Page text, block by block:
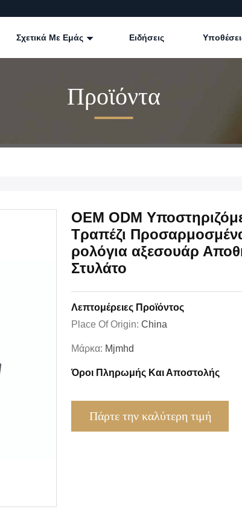
Σχετικά Με Εμάς Ειδήσεις
Προϊόντα
OEM ODM
Τραπέζι
ρολόγια αξεσουάρ
Στυλάτο
Λεπτομέρειες Προϊόντος
Place Of Origin: China
Μάρκα: Mjmhd
Όροι Πληρωμής Και Αποστολής
Πάρτε την καλύτερη τιμή